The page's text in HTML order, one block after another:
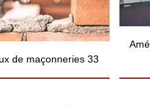
de maçonneries 33